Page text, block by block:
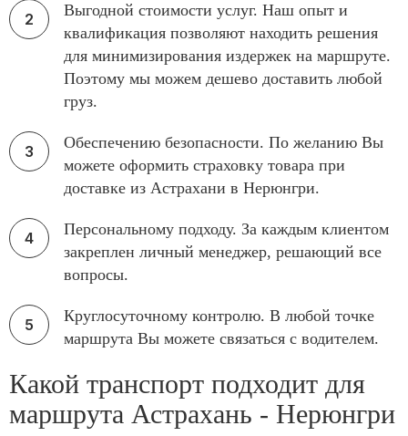
Выгодной стоимости услуг. Наш опыт и
квалификация позволяют находить решения
для минимизирования издержек на маршруте.
Поэтому мы можем дешево доставить любой
груз.
Обеспечению безопасности. По желанию Вы
можете оформить страховку товара при
доставке из Астрахани в Нерюнгри.
Персональному подходу. За каждым клиентом
закреплен личный менеджер, решающий все
вопросы.
Круглосуточному контролю. В любой точке
маршрута Вы можете связаться с водителем.
Какой транспорт подходит для
маршрута Астрахань - Нерюнгри